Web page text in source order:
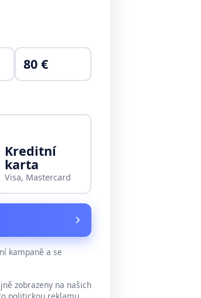
80 €
Kreditní
karta
Visa, Mastercard
kampaně a se
zobrazeny na našich